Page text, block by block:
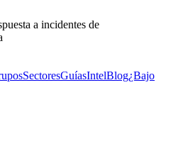
a incidentes de
SectoresGuíasIntelBlog¿Bajo